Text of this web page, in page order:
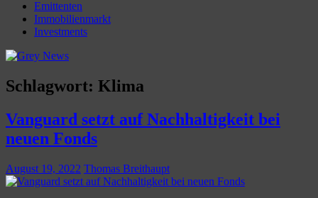
Emittenten
Immobilienmarkt
Investments
Schlagwort: Klima
Vanguard setzt auf Nachhaltigkeit bei
neuen Fonds
August 19, 2022 Thomas Breithaupt